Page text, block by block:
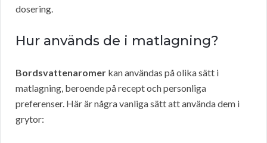
dosering.
Hur används de i matlagning?
Bordsvattenaromer kan användas på olika sätt i
matlagning, beroende på recept och personliga
preferenser. Här är några vanliga sätt att använda dem i
grytor: